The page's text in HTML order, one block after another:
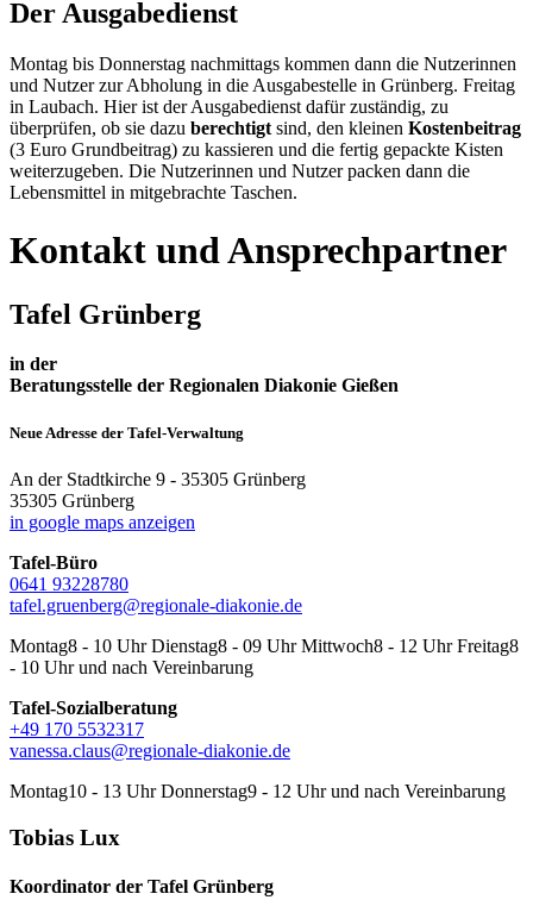
Der Ausgabedienst
Montag bis Donnerstag nachmittags kommen dann die Nutzerinnen
und Nutzer zur Abholung in die Ausgabestelle in Grünberg. Freitag
in Laubach. Hier ist der Ausgabedienst dafür zuständig, zu
überprüfen, ob sie dazu berechtigt sind, den kleinen Kostenbeitrag
(3 Euro Grundbeitrag) zu kassieren und die fertig gepackte Kisten
weiterzugeben. Die Nutzerinnen und Nutzer packen dann die
Lebensmittel in mitgebrachte Taschen.
Kontakt und Ansprechpartner
Tafel Grünberg
in der
Beratungsstelle der Regionalen Diakonie Gießen
Neue Adresse der Tafel-Verwaltung
An der Stadtkirche 9 - 35305 Grünberg
35305 Grünberg
in google maps anzeigen
Tafel-Büro
0641 93228780
tafel.gruenberg@regionale-diakonie.de
Montag8 - 10 Uhr Dienstag8 - 09 Uhr Mittwoch8 - 12 Uhr Freitag8
- 10 Uhr und nach Vereinbarung
Tafel-Sozialberatung
+49 170 5532317
vanessa.claus@regionale-diakonie.de
Montag10 - 13 Uhr Donnerstag9 - 12 Uhr und nach Vereinbarung
Tobias Lux
Koordinator der Tafel Grünberg